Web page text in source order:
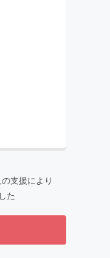
の支援により
た